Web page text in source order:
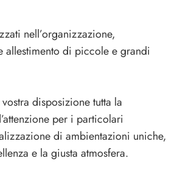
nell’organizzazione,
allestimento di piccole e grandi
disposizione tutta la
per i particolari
di ambientazioni uniche,
e la giusta atmosfera.